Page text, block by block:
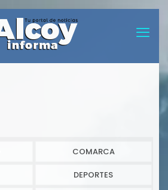
COMARCA
DEPORTES